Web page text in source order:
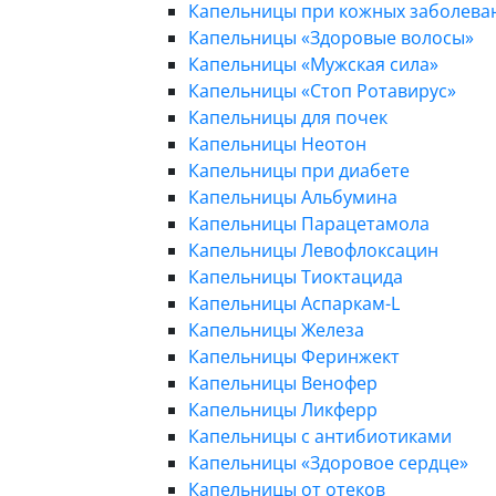
Капельницы при кожных
Капельницы «Здоровые волосы»
Капельницы «Мужская сила»
Капельницы «Стоп Ротавирус»
Капельницы для почек
Капельницы Неотон
Капельницы при диабете
Капельницы Альбумина
Капельницы Парацетамола
Капельницы Левофлоксацин
Капельницы Тиоктацида
Капельницы Аспаркам-L
Капельницы Железа
Капельницы Феринжект
Капельницы Венофер
Капельницы Ликферр
Капельницы с антибиотиками
Капельницы «Здоровое сердце»
Капельницы от отеков